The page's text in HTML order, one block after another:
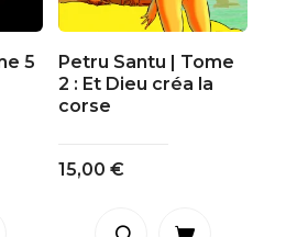
5
Petru Santu | Tome
2 : Et Dieu créa la
corse
15,00€